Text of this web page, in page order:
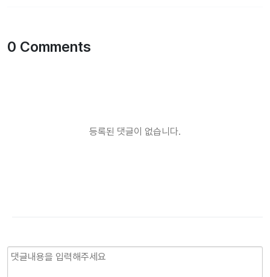
0 Comments
등록된 댓글이 없습니다.